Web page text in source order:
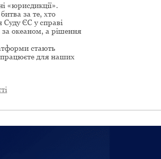
«юрисдикції».
за те, хто
Суду ЄС у справі
за океаном, а рішення
стають
для наших